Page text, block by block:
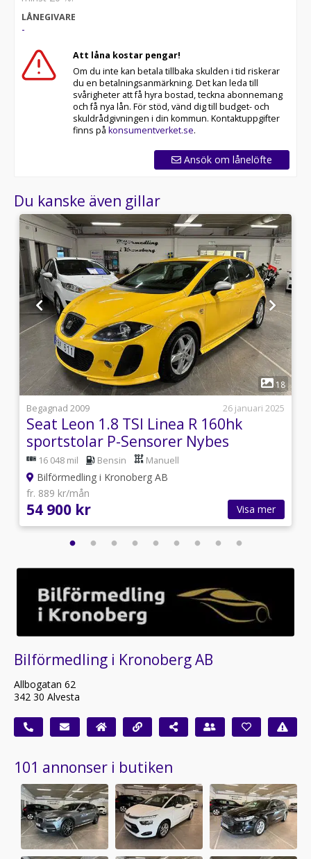
LÅNEGIVARE
-
Att låna kostar pengar!
Om du inte kan betala tillbaka skulden i tid riskerar
du en betalningsanmärkning. Det kan leda till
svårigheter att få hyra bostad, teckna abonnemang
och få nya lån. För stöd, vänd dig till budget- och
skuldrådgivningen i din kommun. Kontaktuppgifter
finns på konsumentverket.se.
Ansök om lånelöfte
Du kanske även gillar
1
18
Begagnad 2009
26 januari 2025
Seat Leon 1.8 TSI Linea R 160hk
sportstolar P-Sensorer Nybes
16 048 mil Bensin Manuell
Bilförmedling i Kronoberg AB
fr. 889 kr/mån
54 900 kr Visa mer
Bilförmedling i Kronoberg AB
Allbogatan 62
342 30 Alvesta
101 annonser i butiken